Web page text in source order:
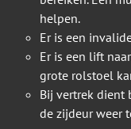
helpen.
Er is een
Er is een lift
grote rolstoel
Bij vertrek dient
de zijdeur weer